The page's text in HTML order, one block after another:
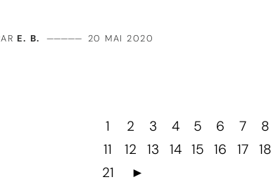
E. B. ————— 20 MAI 2020
1 2 3 4 5 6 7 8
11
12 13 14 15 16 17 18
21
►